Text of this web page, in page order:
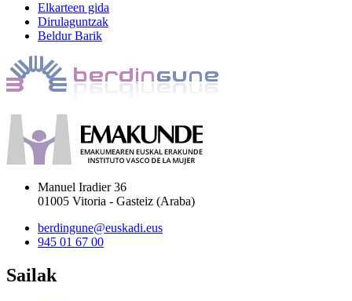
Elkarteen gida
Dirulaguntzak
Beldur Barik
Manuel Iradier 36
01005 Vitoria - Gasteiz (Araba)
berdingune@euskadi.eus
945 01 67 00
Sailak